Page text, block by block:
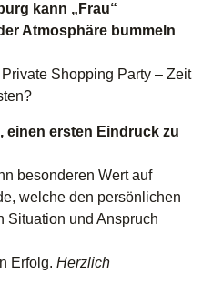
kann „Frau“
Atmosphäre bummeln
Shopping Party – Zeit
einen ersten Eindruck zu
besonderen Wert auf
welche den persönlichen
Situation und Anspruch
Erfolg. Herzlich